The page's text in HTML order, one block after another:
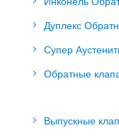
Дуплекс
Супер
Обратные
Выпускные